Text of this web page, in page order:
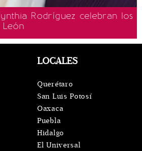
Rodríguez celebran los
LOCALES
Querétaro
San Luis Potosí
Oaxaca
Puebla
Hidalgo
El Universal